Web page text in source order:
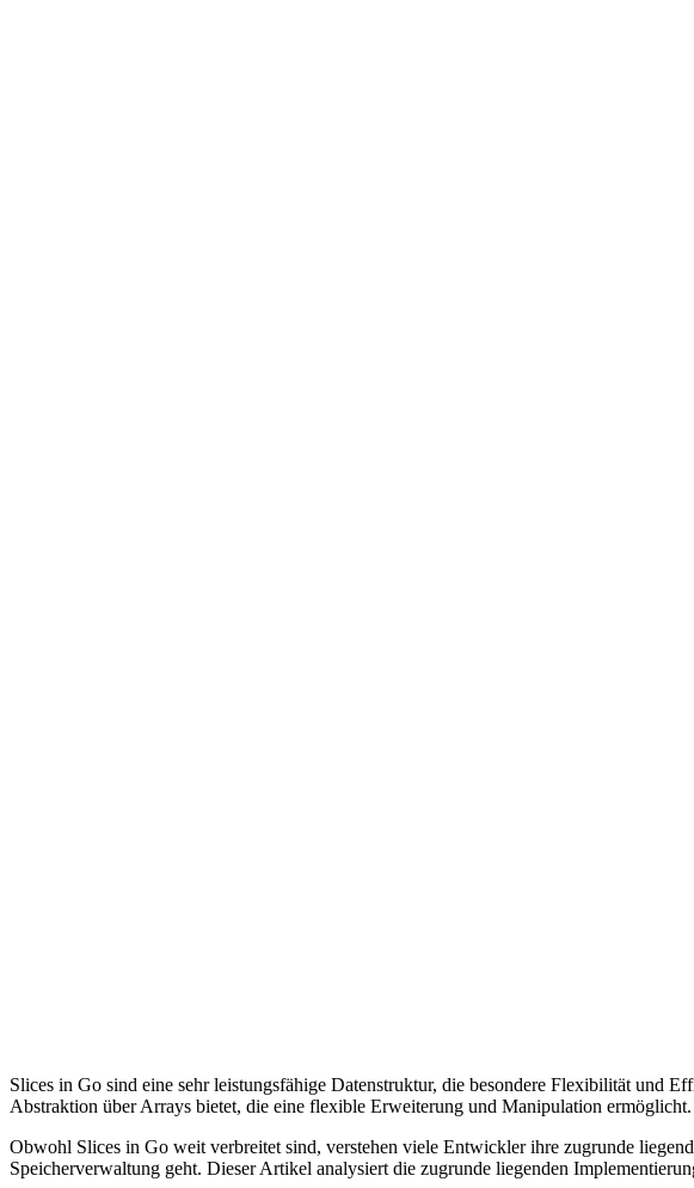
Slices in Go sind eine sehr leistungsfähige Datenstruktur, die besondere Flexibilität und
Abstraktion über Arrays bietet, die eine flexible Erweiterung und Manipulation ermöglicht.
Obwohl Slices in Go weit verbreitet sind, verstehen viele Entwickler ihre zugrunde
Speicherverwaltung geht. Dieser Artikel analysiert die zugrunde liegenden